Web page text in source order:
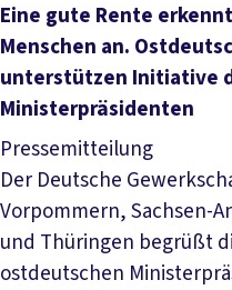
Eine gute Rente
Menschen an.
unterstützen Initiative
Ministerpräsidenten
Pressemitteilung
Der Deutsche
Vorpommern, Sachsen-
und Thüringen begrüßt
ostdeutschen